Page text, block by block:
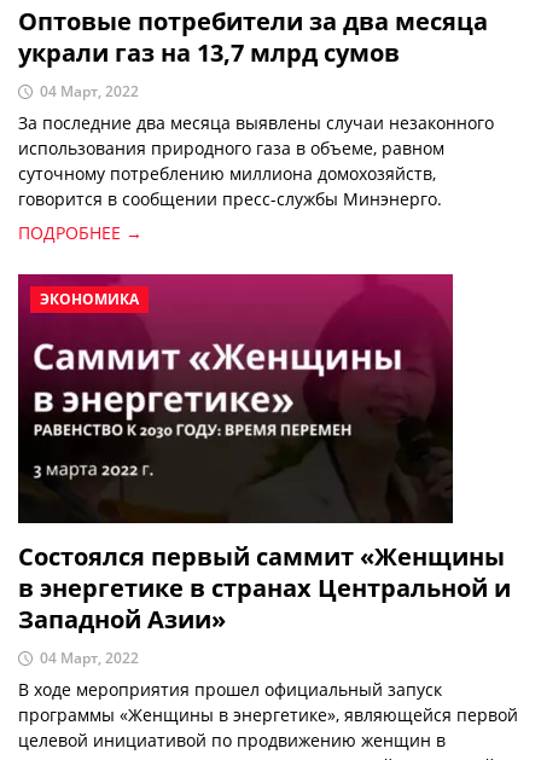
Оптовые потребители за два месяца
украли газ на 13,7 млрд сумов
04 Март, 2022
За последние два месяца выявлены случаи незаконного
использования природного газа в объеме, равном
суточному потреблению миллиона домохозяйств,
говорится в сообщении пресс-службы Минэнерго.
ПОДРОБНЕЕ →
ЭКОНОМИКА
Состоялся первый саммит «Женщины
в энергетике в странах Центральной и
Западной Азии»
04 Март, 2022
В ходе мероприятия прошел официальный запуск
программы «Женщины в энергетике», являющейся первой
целевой инициативой по продвижению женщин в